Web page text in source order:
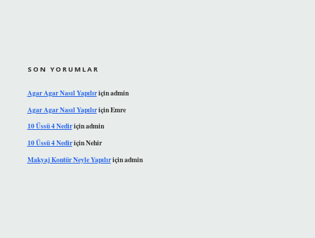
SON YORUMLAR
Agar Agar Nasıl Yapılıriçinadmin
Agar Agar Nasıl YapılıriçinEmre
10 Üssü 4 Nediriçinadmin
10 Üssü 4 NediriçinNehir
Makyaj Kontür Neyle Yapılıriçinadmin